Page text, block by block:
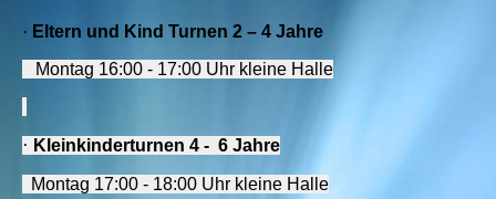
· Eltern und Kind Turnen 2 – 4 Jahre
Montag 16:00 - 17:00 Uhr kleine Halle
· Kleinkinderturnen 4 - 6 Jahre
Montag 17:00 - 18:00 Uhr kleine Halle